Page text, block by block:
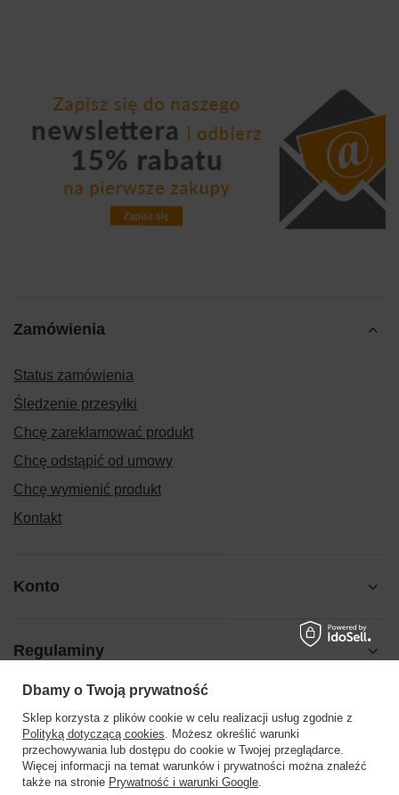
Zamówienia
Status zamówienia
Śledzenie przesyłki
Chcę zareklamować produkt
Chcę odstąpić od umowy
Chcę wymienić produkt
Kontakt
Konto
Regulaminy
Pomoc
Dbamy o Twoją prywatność
Sklep korzysta z plików cookie w celu realizacji usług zgodnie z
Polityką dotyczącą cookies. Możesz określić warunki
przechowywania lub dostępu do cookie w Twojej przeglądarce.
Więcej informacji na temat warunków i prywatności można znaleźć
także na stronie Prywatność i warunki Google.